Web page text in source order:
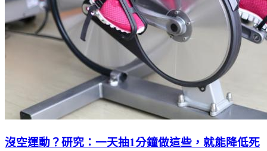
沒空運動？研究：一天抽1分鐘做這些，就能降低死